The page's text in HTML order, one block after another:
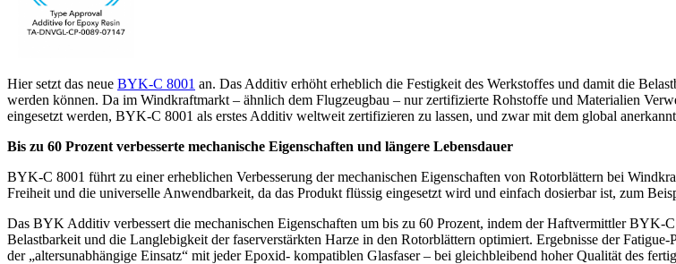
Hier setzt das neue BYK-C 8001 an. Das Additiv erhöht erheblich die Festigkeit des Werkstoffes und damit die
werden können. Da im Windkraftmarkt – ähnlich dem Flugzeugbau – nur zertifizierte Rohstoffe und Materialien
eingesetzt werden, BYK-C 8001 als erstes Additiv weltweit zertifizieren zu lassen, und zwar mit dem global
Bis zu 60 Prozent verbesserte mechanische Eigenschaften und längere Lebensdauer
BYK-C 8001 führt zu einer erheblichen Verbesserung der mechanischen Eigenschaften von Rotorblättern bei
Freiheit und die universelle Anwendbarkeit, da das Produkt flüssig eingesetzt wird und einfach dosierbar ist, zum
Das BYK Additiv verbessert die mechanischen Eigenschaften um bis zu 60 Prozent, indem der Haftvermittler
Belastbarkeit und die Langlebigkeit der faserverstärkten Harze in den Rotorblättern optimiert. Ergebnisse der
der „altersunabhängige Einsatz“ mit jeder Epoxid- kompatiblen Glasfaser – bei gleichbleibend hoher Qualität des